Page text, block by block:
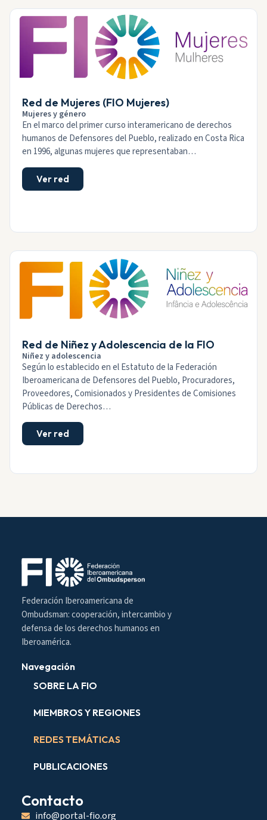
Red de Mujeres (FIO Mujeres)
Mujeres y género
En el marco del primer curso interamericano de derechos
humanos de Defensores del Pueblo, realizado en Costa Rica
en 1996, algunas mujeres que representaban…
Ver red
Red de Niñez y Adolescencia de la FIO
Niñez y adolescencia
Según lo establecido en el Estatuto de la Federación
Iberoamericana de Defensores del Pueblo, Procuradores,
Proveedores, Comisionados y Presidentes de Comisiones
Públicas de Derechos…
Ver red
Federación Iberoamericana de
Ombudsman: cooperación, intercambio y
defensa de los derechos humanos en
Iberoamérica.
Navegación
SOBRE LA FIO
MIEMBROS Y REGIONES
REDES TEMÁTICAS
PUBLICACIONES
Contacto
info@portal-fio.org